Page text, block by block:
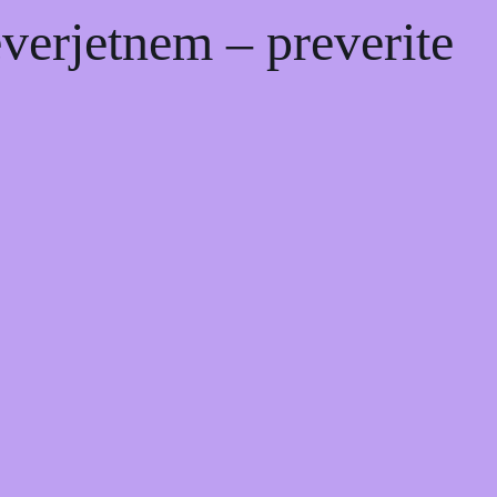
– preverite